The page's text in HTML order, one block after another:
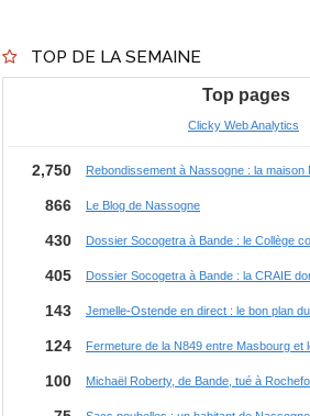
TOP DE LA SEMAINE